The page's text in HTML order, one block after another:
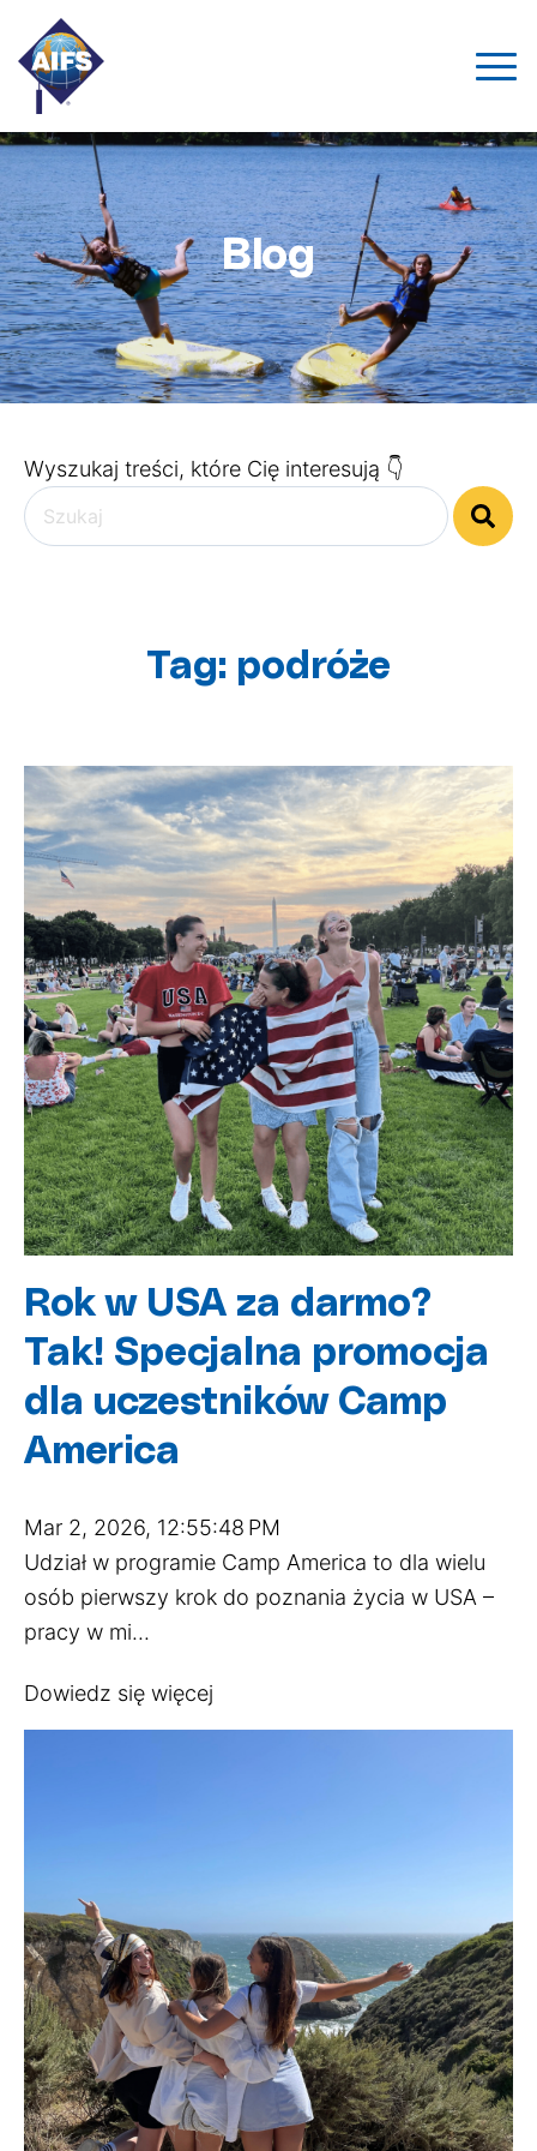
Blog
Wyszukaj treści, które Cię interesują 👇
Tag: podróże
Rok w USA za darmo?
Tak! Specjalna promocja
dla uczestników Camp
America
Mar 2, 2026, 12:55:48 PM
Udział w programie Camp America to dla wielu
osób pierwszy krok do poznania życia w USA –
pracy w mi...
Dowiedz się więcej